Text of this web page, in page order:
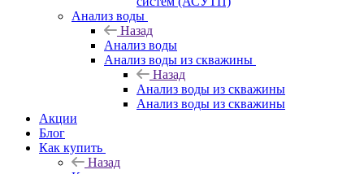
Анализ воды
Назад
Анализ воды
Анализ воды из скважины
Назад
Анализ воды из скважины
Анализ воды из скважины
Акции
Блог
Как купить
Назад